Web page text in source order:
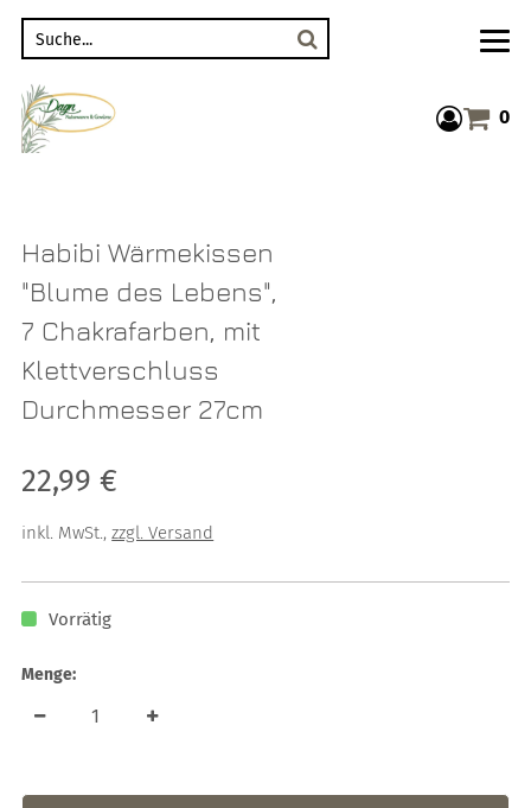
0
Habibi Wärmekissen
"Blume des Lebens",
7 Chakrafarben, mit
Klettverschluss
Durchmesser 27cm
Verkaufspreis: 22,99 €
22,99 €
inkl. MwSt.,zzgl. Versand
Vorrätig
Menge: